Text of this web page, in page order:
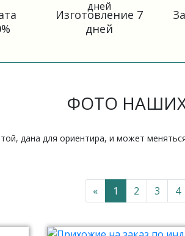
Изготовление 7
дней
ФОТО
дана для ориентира, и может
« 1 2 3 4